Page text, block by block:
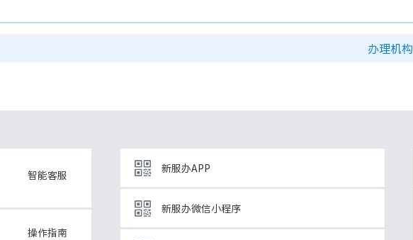
办理机构
智能客服
操作指南
新服办APP
新服办微信小程序